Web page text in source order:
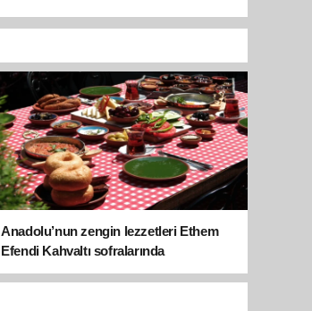
Anadolu’nun zengin lezzetleri Ethem
Efendi Kahvaltı sofralarında